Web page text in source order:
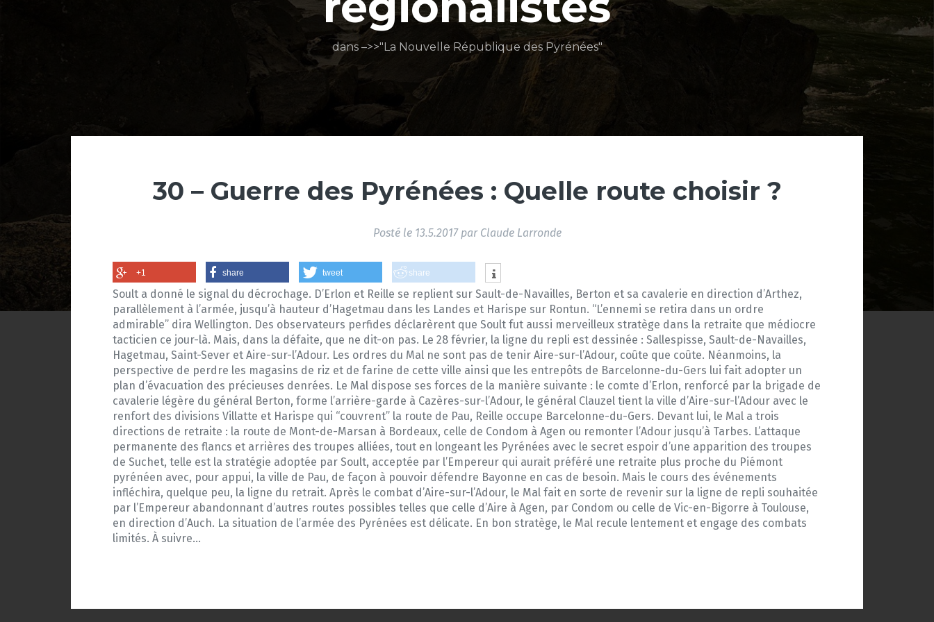
dans –>>"La Nouvelle République des Pyrénées"
30 – Guerre des Pyrénées : Quelle route choisir ?
Posté le 13.5.2017par Claude Larronde
+1 share tweet share
Soult a donné le signal du décrochage. D’Erlon et Reille se replient sur Sault-de-Navailles, Berton et sa cavalerie en direction d’Arthez,
parallèlement à l’armée, jusqu’à hauteur d’Hagetmau dans les Landes et Harispe sur Rontun. “L’ennemi se retira dans un ordre
admirable” dira Wellington. Des observateurs perfides déclarèrent que Soult fut aussi merveilleux stratège dans la retraite que médiocre
tacticien ce jour-là. Mais, dans la défaite, que ne dit-on pas. Le 28 février, la ligne du repli est dessinée : Sallespisse, Sault-de-Navailles,
Hagetmau, Saint-Sever et Aire-sur-l’Adour. Les ordres du Mal ne sont pas de tenir Aire-sur-l’Adour, coûte que coûte. Néanmoins, la
perspective de perdre les magasins de riz et de farine de cette ville ainsi que les entrepôts de Barcelonne-du-Gers lui fait adopter un
plan d’évacuation des précieuses denrées. Le Mal dispose ses forces de la manière suivante : le comte d’Erlon, renforcé par la brigade de
cavalerie légère du général Berton, forme l’arrière-garde à Cazères-sur-l’Adour, le général Clauzel tient la ville d’Aire-sur-l’Adour avec le
renfort des divisions Villatte et Harispe qui “couvrent” la route de Pau, Reille occupe Barcelonne-du-Gers. Devant lui, le Mal a trois
directions de retraite : la route de Mont-de-Marsan à Bordeaux, celle de Condom à Agen ou remonter l’Adour jusqu’à Tarbes. L’attaque
permanente des flancs et arrières des troupes alliées, tout en longeant les Pyrénées avec le secret espoir d’une apparition des troupes
de Suchet, telle est la stratégie adoptée par Soult, acceptée par l’Empereur qui aurait préféré une retraite plus proche du Piémont
pyrénéen avec, pour appui, la ville de Pau, de façon à pouvoir défendre Bayonne en cas de besoin. Mais le cours des événements
infléchira, quelque peu, la ligne du retrait. Après le combat d’Aire-sur-l’Adour, le Mal fait en sorte de revenir sur la ligne de repli souhaitée
par l’Empereur abandonnant d’autres routes possibles telles que celle d’Aire à Agen, par Condom ou celle de Vic-en-Bigorre à Toulouse,
en direction d’Auch. La situation de l’armée des Pyrénées est délicate. En bon stratège, le Mal recule lentement et engage des combats
limités. À suivre…